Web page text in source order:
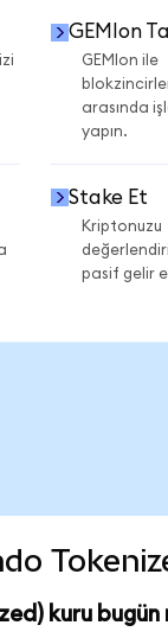
GEMIon
GEMIon ile
arasında
yapın.
Stake Et
Kriptonuzu
pasif gelir
kuru bugün